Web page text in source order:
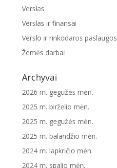
Verslas
Verslas ir finansai
Verslo ir rinkodaros paslaugos
Žemės darbai
Archyvai
2026 m. gegužės mėn.
2025 m. birželio mėn.
2025 m. gegužės mėn.
2025 m. balandžio mėn.
2024 m. lapkričio mėn.
2024 m. spalio mėn.